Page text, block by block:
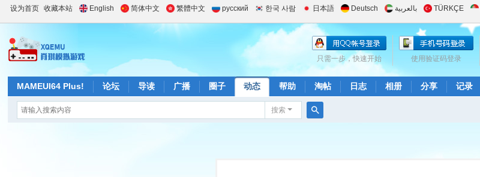
设为首页 收藏本站 English 简体中文 繁體中文 русский 한국 사람 日本語 Deutsch بالعربية TÜRKÇE
使用验证码登录
只需一步，快速开始
MAMEUI64 Plus! 论坛 导读 广播 圈子 动态 帮助 淘帖 日志 相册 分享 记录
搜索